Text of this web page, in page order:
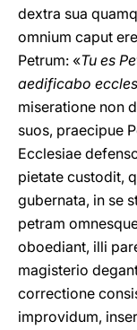
dextra sua
omnium caput
Petrum: «Tu es
aedificabo
miseratione non
suos, praecipue
Ecclesiae
pietate custodit,
gubernata, in se
petram
oboediant, illi
magisterio
correctione
improvidum,